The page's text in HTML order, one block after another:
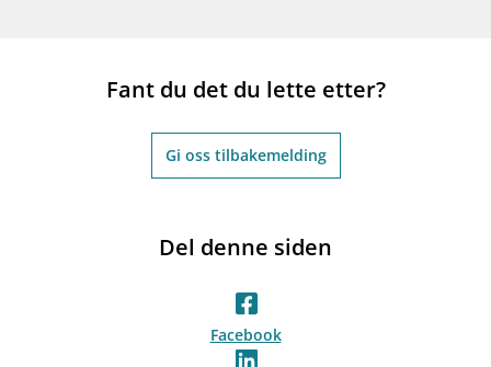
Fant du det du lette etter?
Gi oss tilbakemelding
Del denne siden
Facebook